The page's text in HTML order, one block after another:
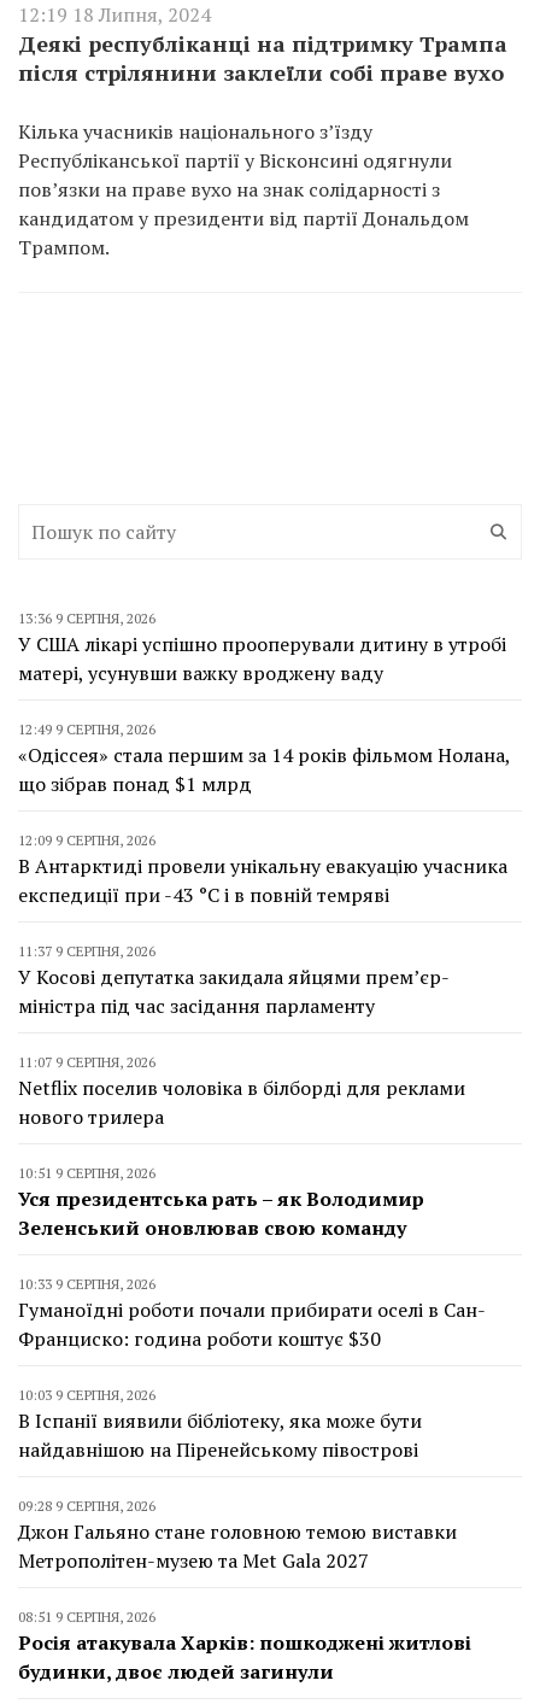
12:19 18 Липня, 2024
Деякі республіканці на підтримку Трампа
після стрілянини заклеїли собі праве вухо
Кілька учасників національного з’їзду
Республіканської партії у Вісконсині одягнули
пов’язки на праве вухо на знак солідарності з
кандидатом у президенти від партії Дональдом
Трампом.
13:36 9 СЕРПНЯ, 2026
У США лікарі успішно прооперували дитину в утробі
матері, усунувши важку вроджену ваду
12:49 9 СЕРПНЯ, 2026
«Одіссея» стала першим за 14 років фільмом Нолана,
що зібрав понад $1 млрд
12:09 9 СЕРПНЯ, 2026
В Антарктиді провели унікальну евакуацію учасника
експедиції при -43 °C і в повній темряві
11:37 9 СЕРПНЯ, 2026
У Косові депутатка закидала яйцями прем’єр-
міністра під час засідання парламенту
11:07 9 СЕРПНЯ, 2026
Netflix поселив чоловіка в білборді для реклами
нового трилера
10:51 9 СЕРПНЯ, 2026
Уся президентська рать – як Володимир
Зеленський оновлював свою команду
10:33 9 СЕРПНЯ, 2026
Гуманоїдні роботи почали прибирати оселі в Сан-
Франциско: година роботи коштує $30
10:03 9 СЕРПНЯ, 2026
В Іспанії виявили бібліотеку, яка може бути
найдавнішою на Піренейському півострові
09:28 9 СЕРПНЯ, 2026
Джон Гальяно стане головною темою виставки
Метрополітен-музею та Met Gala 2027
08:51 9 СЕРПНЯ, 2026
Росія атакувала Харків: пошкоджені житлові
будинки, двоє людей загинули